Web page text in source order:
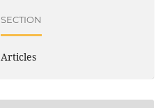
SECTION
Articles